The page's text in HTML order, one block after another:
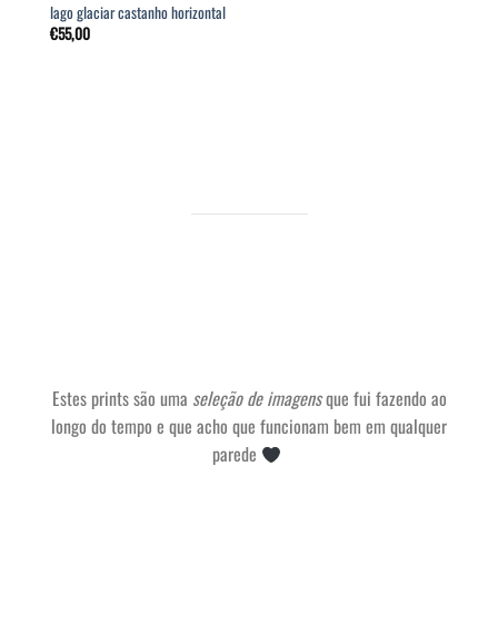
lago glaciar castanho horizontal
€55,00
Estes prints são uma seleção de imagensque fui fazendo ao
longo do tempo e que acho que funcionam bem em qualquer
parede